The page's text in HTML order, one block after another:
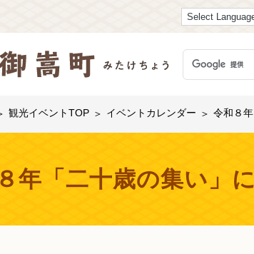
観光イベントTOP イベントカレンダー 令和８
年「二十歳の集い」